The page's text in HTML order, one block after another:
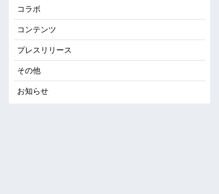
コラボ
コンテンツ
プレスリリース
その他
お知らせ